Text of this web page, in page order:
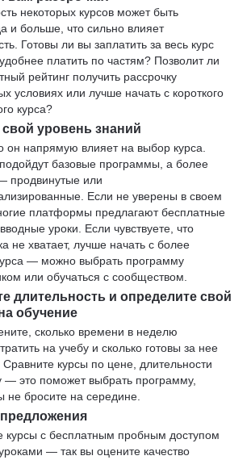
некоторых курсов может быть
и больше, что сильно влияет
Готовы ли вы заплатить за весь курс
платить по частям? Позволит ли
рейтинг получить рассрочку
условиях или лучше начать с короткого
курса?
уровень знаний
он напрямую влияет на выбор курса.
базовые программы, а более
продвинутые или
Если не уверены в своем
платформы предлагают бесплатные
уроки. Если чувствуете, что
не хватает, лучше начать с более
— можно выбрать программу
или обучаться с сообществом.
длительность и определите свой
обучение
сколько времени в неделю
на учебу и сколько готовы за нее
Сравните курсы по цене, длительности
— это поможет выбрать программу,
не бросите на середине.
курсы с бесплатным пробным доступом
— так вы оцените качество